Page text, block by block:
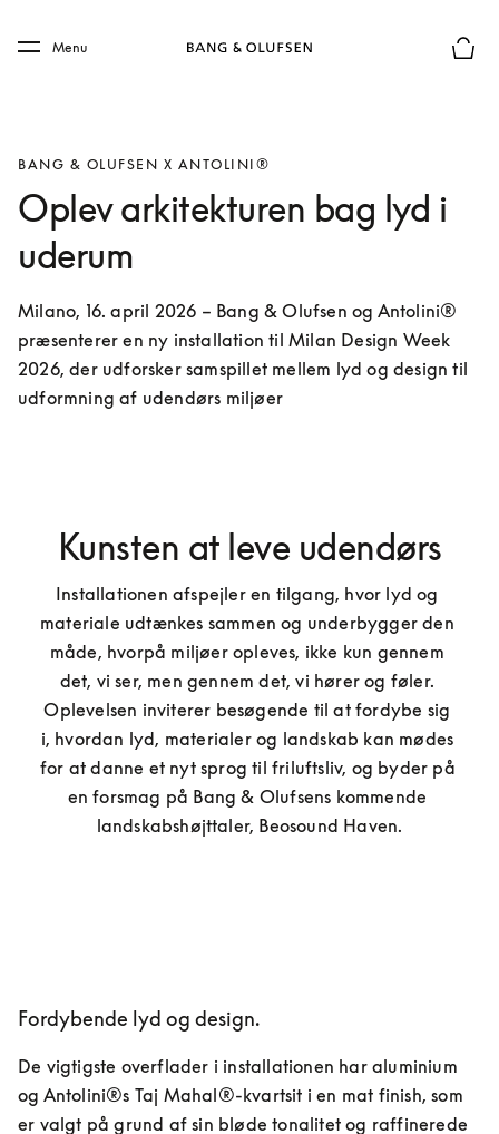
Skip to main footer
Menu
BANG & OLUFSEN X ANTOLINI®
Oplev arkitekturen bag lyd i
uderum
Milano, 16. april 2026 – Bang & Olufsen og Antolini®
præsenterer en ny installation til Milan Design Week
2026, der udforsker samspillet mellem lyd og design til
udformning af udendørs miljøer
Kunsten at leve udendørs
Installationen afspejler en tilgang, hvor lyd og
materiale udtænkes sammen og underbygger den
måde, hvorpå miljøer opleves, ikke kun gennem
det, vi ser, men gennem det, vi hører og føler.
Oplevelsen inviterer besøgende til at fordybe sig
i, hvordan lyd, materialer og landskab kan mødes
for at danne et nyt sprog til friluftsliv, og byder på
en forsmag på Bang & Olufsens kommende
landskabshøjttaler, Beosound Haven.
Fordybende lyd og design.
De vigtigste overflader i installationen har aluminium
og Antolini®s Taj Mahal®-kvartsit i en mat finish, som
er valgt på grund af sin bløde tonalitet og raffinerede